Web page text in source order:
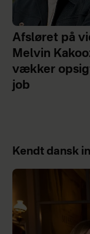
Afsløret på
Melvin
vækker
job
Kendt dansk